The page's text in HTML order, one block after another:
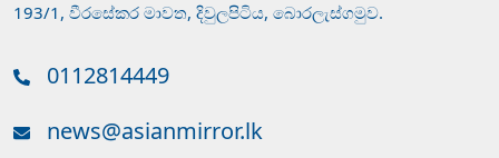
193/1, වීරසේකර මාවත, දිවුලපිටිය, බොරලැස්ගමුව.
0112814449
news@asianmirror.lk